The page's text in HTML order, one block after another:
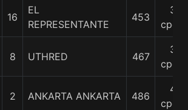
16
EL
REPRESENTANTE
453
3
cpos.
8 UTHRED 467
3
cpos.
2 ANKARTA ANKARTA 486
4
cpos.